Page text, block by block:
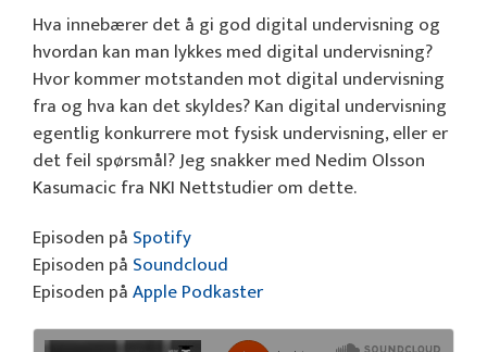
Hva innebærer det å gi god digital undervisning og
hvordan kan man lykkes med digital undervisning?
Hvor kommer motstanden mot digital undervisning
fra og hva kan det skyldes? Kan digital undervisning
egentlig konkurrere mot fysisk undervisning, eller er
det feil spørsmål? Jeg snakker med Nedim Olsson
Kasumacic fra NKI Nettstudier om dette.
Episoden på Spotify
Episoden på Soundcloud
Episoden påApple Podkaster